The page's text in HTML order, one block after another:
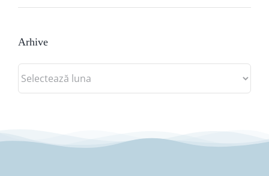
Arhive
Arhive